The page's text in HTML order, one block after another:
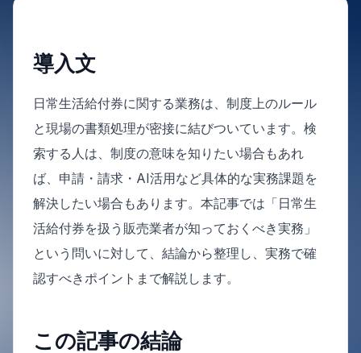
導入文
日常生活給付券に関する業務は、制度上のルール
と現場の書類処理が密接に結びついています。検
索する人は、制度の意味を知りたい場合もあれ
ば、申請・請求・AI活用など具体的な実務課題を
解決したい場合もあります。本記事では「日常生
活給付券を扱う販売業者が知っておくべき実務」
という問いに対して、結論から整理し、実務で確
認すべきポイントまで解説します。
この記事の結論